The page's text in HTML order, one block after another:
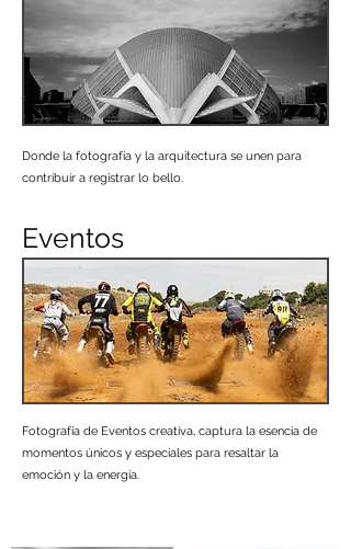
Donde la fotografía y la arquitectura se unen para
contribuir a registrar lo bello.
Eventos
Fotografía de Eventos creativa, captura la esencia de
momentos únicos y especiales para resaltar la
emoción y la energía.